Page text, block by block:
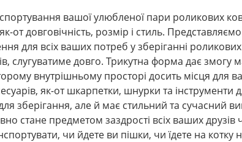
вашої улюбленої пари роликових
от довговічність, розмір і стиль.
для всіх ваших потреб у зберіганні роликових
слугуватиме довго. Трикутна форма дає
внутрішньому просторі досить місця для
як-от шкарпетки, шнурки та інструменти
зберігання, але й має стильний та сучасний
стане предметом заздрості всіх ваших
чи йдете ви пішки, чи їдете на котку